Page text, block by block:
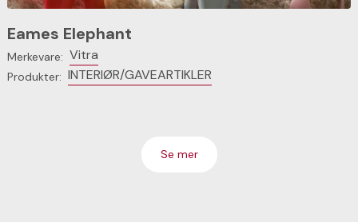
Eames Elephant
Merkevare: Vitra
Produkter: INTERIØR/GAVEARTIKLER
Se mer